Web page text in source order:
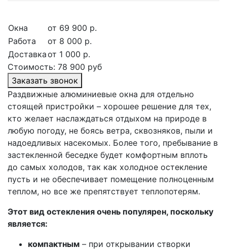
Окна
от 69 900 р.
Работа
от 8 000 р.
Доставкаот 1 000 р.
Стоимость: 78 900 руб
Заказать звонок
Раздвижные алюминиевые окна для отдельно
стоящей пристройки – хорошее решение для тех,
кто желает наслаждаться отдыхом на природе в
любую погоду, не боясь ветра, сквозняков, пыли и
надоедливых насекомых. Более того, пребывание в
застекленной беседке будет комфортным вплоть
до самых холодов, так как холодное остекление
пусть и не обеспечивает помещение полноценным
теплом, но все же препятствует теплопотерям.
Этот вид остекления очень популярен, поскольку
является:
компактным – при открывании створки